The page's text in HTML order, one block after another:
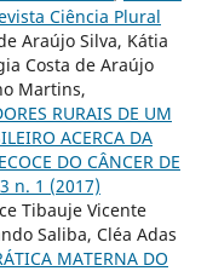
Ciência Plural
Araújo Silva, Kátia
Costa de Araújo
Martins,
RURAIS DE UM
ACERCA DA
DO CÂNCER DE
n. 1 (2017)
Tibauje Vicente
Saliba, Cléa Adas
MATERNA DO